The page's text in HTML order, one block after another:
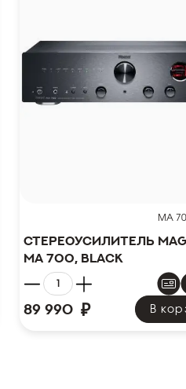
MA
Стереоусилитель
MA 700, black
89 990 ₽ В